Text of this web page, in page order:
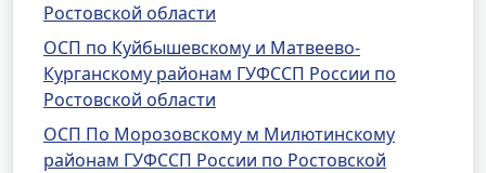
Ростовской области
ОСП по Куйбышевскому и Матвеево-
Курганскому районам ГУФССП России по
Ростовской области
ОСП По Морозовскому м Милютинскому
районам ГУФССП России по Ростовской